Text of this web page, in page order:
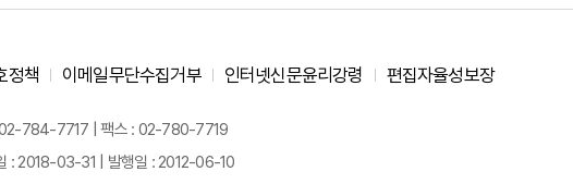
정책 이메일무단수집거부 인터넷신문윤리강령 편집자율성보장
02-784-7717 | 팩스 : 02-780-7719
: 2018-03-31 | 발행일 : 2012-06-10